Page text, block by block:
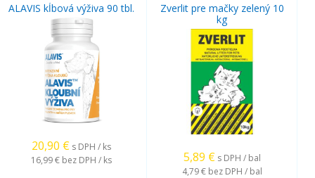
ALAVIS kĺbová výživa 90 tbl.
20,90 € s DPH / ks
16,99 € bez DPH / ks
Zverlit pre mačky zelený 10
kg
5,89 € s DPH / bal
4,79 € bez DPH / bal